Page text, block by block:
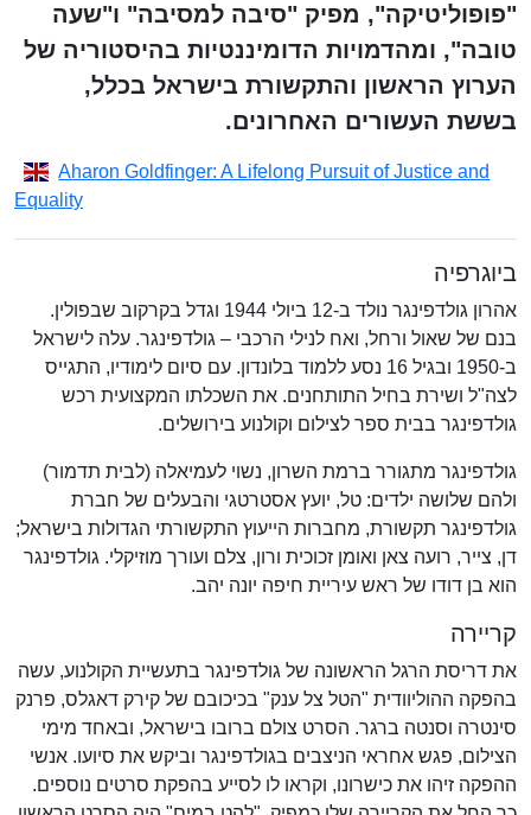
"פופוליטיקה", מפיק "סיבה למסיבה" ו"שעה
טובה", ומהדמויות הדומיננטיות בהיסטוריה של
הערוץ הראשון והתקשורת בישראל בכלל,
בששת העשורים האחרונים.
Aharon Goldfinger: A Lifelong Pursuit of Justice and
Equality
ביוגרפיה
אהרון גולדפינגר נולד ב-12 ביולי 1944 וגדל בקרקוב שבפולין.
בנם של שאול ורחל, ואח לנילי הרכבי – גולדפינגר. עלה לישראל
ב-1950 ובגיל 16 נסע ללמוד בלונדון. עם סיום לימודיו, התגייס
לצה"ל ושירת בחיל התותחנים. את השכלתו המקצועית רכש
גולדפינגר בבית ספר לצילום וקולנוע בירושלים.
גולדפינגר מתגורר ברמת השרון, נשוי לעמיאלה (לבית תדמור)
ולהם שלושה ילדים: טל, יועץ אסטרטגי והבעלים של חברת
גולדפינגר תקשורת, מחברות הייעוץ התקשורתי הגדולות בישראל;
דן, צייר, רועה צאן ואומן זכוכית ורון, צלם ועורך מוזיקלי. גולדפינגר
הוא בן דודו של ראש עיריית חיפה יונה יהב.
קריירה
את דריסת הרגל הראשונה של גולדפינגר בתעשיית הקולנוע, עשה
בהפקה ההוליוודית "הטל צל ענק" בכיכובם של קירק דאגלס, פרנק
סינטרה וסנטה ברגר. הסרט צולם ברובו בישראל, ובאחד מימי
הצילום, פגש אחראי הניצבים בגולדפינגר וביקש את סיועו. אנשי
ההפקה זיהו את כישרונו, וקראו לו לסייע בהפקת סרטים נוספים.